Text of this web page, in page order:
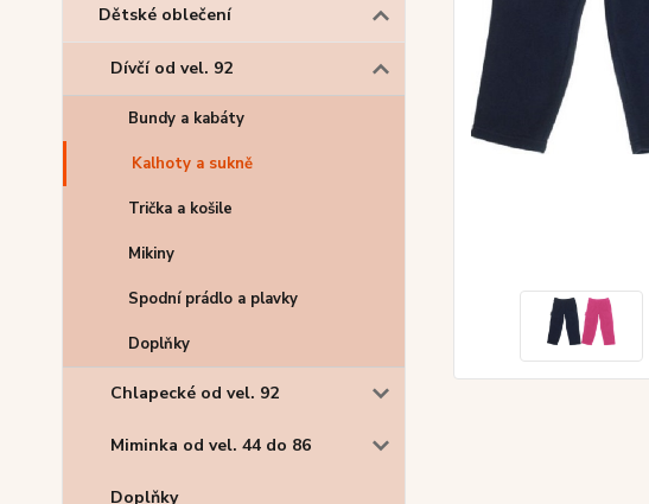
Dětské oblečení
Dívčí od vel. 92
Bundy a kabáty
Kalhoty a sukně
Trička a košile
Mikiny
Spodní prádlo a plavky
Doplňky
Chlapecké od vel. 92
Miminka od vel. 44 do 86
Doplňky